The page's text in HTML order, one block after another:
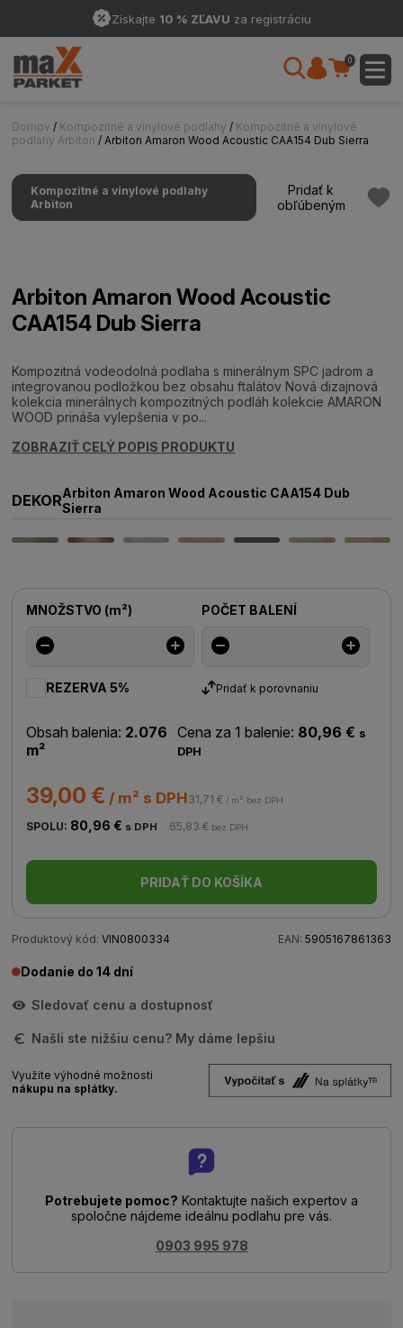
Získajte 10 % ZĽAVU za registráciu
0
Domov / Kompozitné a vinylové podlahy / Kompozitné a vinylové
podlahy Arbiton/ Arbiton Amaron Wood Acoustic CAA154 Dub Sierra
Kompozitné a vinylové podlahy
Arbiton
Pridať k
obľúbeným
Arbiton Amaron Wood Acoustic
CAA154 Dub Sierra
Kompozitná vodeodolná podlaha s minerálnym SPC jadrom a
integrovanou podložkou bez obsahu ftalátov Nová dizajnová
kolekcia minerálnych kompozitných podláh kolekcie AMARON
WOOD prináša vylepšenia v po...
ZOBRAZIŤ CELÝ POPIS PRODUKTU
DEKORArbiton Amaron Wood Acoustic CAA154 Dub
Sierra
MNOŽSTVO (m²) POČET BALENÍ
REZERVA 5% Pridať k porovnaniu
Obsah balenia: 2.076
m²
Cena za 1 balenie: 80,96 € s
DPH
39,00 € / m² s DPH31,71 € / m² bez DPH
SPOLU: 80,96 € s DPH 65,83 € bez DPH
PRIDAŤ DO KOŠÍKA
Produktový kód: VIN0800334 EAN: 5905167861363
Dodanie do 14 dní
Sledovať cenu a dostupnosť
Našli ste nižšiu cenu? My dáme lepšiu
Využite výhodné možnosti
nákupu na splátky.
Potrebujete pomoc? Kontaktujte našich expertov a
spoločne nájdeme ideálnu podlahu pre vás.
0903 995 978